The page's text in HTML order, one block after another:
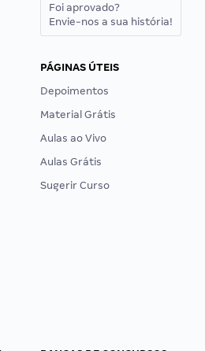
Foi aprovado?
Envie-nos a sua história!
PÁGINAS ÚTEIS
Depoimentos
Material Grátis
Aulas ao Vivo
Aulas Grátis
Sugerir Curso